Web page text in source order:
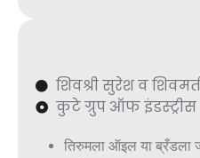
शिवश्री सुरेश व
कुटे ग्रुप ऑफ इंडस्ट्रीस
तिरुमला ऑइल या ब्रँडला